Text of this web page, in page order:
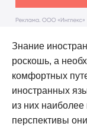
Знание
роскошь, а
комфортных
иностранных
из них
перспективы